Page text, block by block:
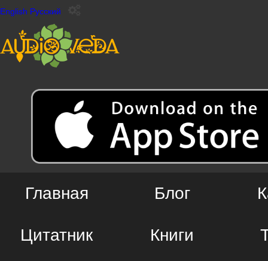
English Русский
Главная Блог
Цитатник Книги